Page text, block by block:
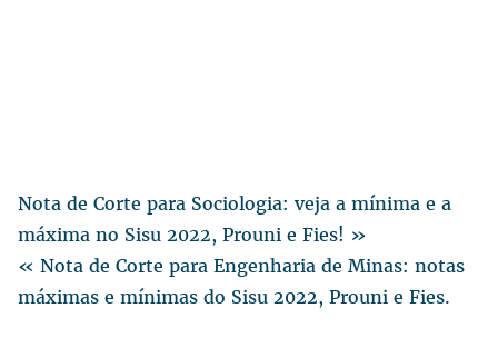
Nota de Corte para Sociologia: veja a mínima e a
máxima no Sisu 2022, Prouni e Fies! »
« Nota de Corte para Engenharia de Minas: notas
máximas e mínimas do Sisu 2022, Prouni e Fies.